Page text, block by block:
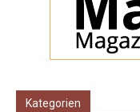
Kategorien